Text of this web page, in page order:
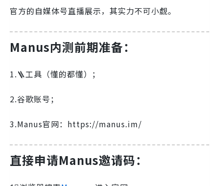
官方的自媒体号直播展示，其实力不可小觑。
Manus内测前期准备：
1.🪜工具（懂的都懂）；
2.谷歌账号；
3.Manus官网：https://manus.im/
直接申请Manus邀请码：